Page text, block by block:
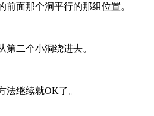
面那个洞平行的那组位置。
第二个小洞绕进去。
法继续就OK了。